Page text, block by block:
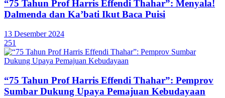
“75 Tahun Prof Harris Effendi Thahar”: Menyala!
Dalmenda dan Ka’bati Ikut Baca Puisi
13 Desember 2024
251
“75 Tahun Prof Harris Effendi Thahar”: Pemprov
Sumbar Dukung Upaya Pemajuan Kebudayaan